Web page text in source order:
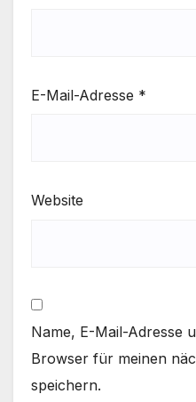
E-Mail-Adresse *
Website
Name, E-Mail-Adresse
Browser für meinen
speichern.